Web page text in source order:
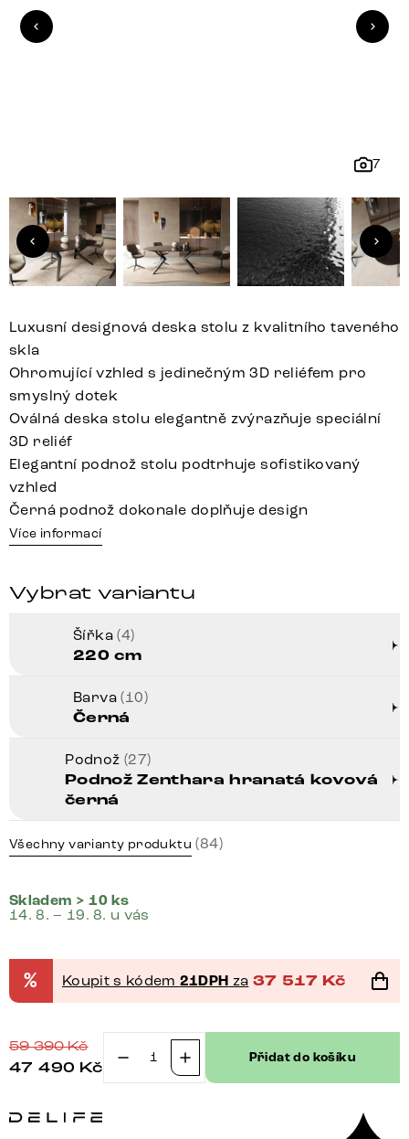
7
Luxusní designová deska stolu z kvalitního taveného
skla
Ohromující vzhled s jedinečným 3D reliéfem pro
smyslný dotek
Oválná deska stolu elegantně zvýrazňuje speciální
3D reliéf
Elegantní podnož stolu podtrhuje sofistikovaný
vzhled
Černá podnož dokonale doplňuje design
Více informací
Vybrat variantu
Šířka(4)
220 cm
Barva(10)
Černá
Podnož (27)
Podnož Zenthara hranatá kovová
černá
Všechny varianty produktu (84)
Skladem > 10 ks
14. 8. – 19. 8. u vás
% Koupit s kódem 21DPH za 37 517 Kč
59 390Kč
47 490 Kč
Přidat do košíku